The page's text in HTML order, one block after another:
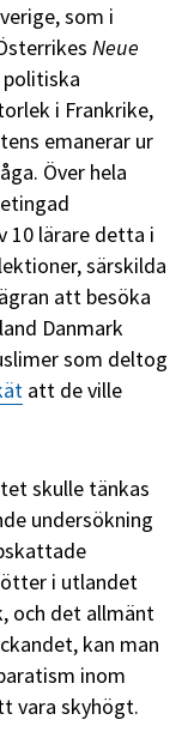
som i
Neue
politiska
i Frankrike,
emanerar ur
Över hela
10 lärare detta i
särskilda
att besöka
Danmark
som deltog
att de ville
skulle tänkas
undersökning
i utlandet
och det allmänt
kan man
inom
vara skyhögt.